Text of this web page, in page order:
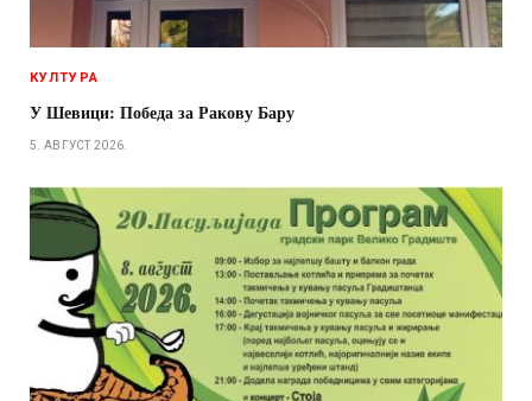
КУЛТУРА
У Шевици: Победа за Ракову Бару
5. АВГУСТ 2026.